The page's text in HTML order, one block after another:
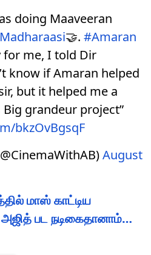
doing Maaveeran
🤝. #Amaran
for me, I told Dir
know if Amaran helped
but it helped me a
grandeur project”
bkzOvBgsqF
August
மாஸ் காட்டிய
பட நடிகைதானாம்…